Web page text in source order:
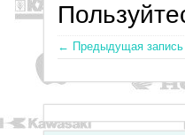
← Предыдущая запись